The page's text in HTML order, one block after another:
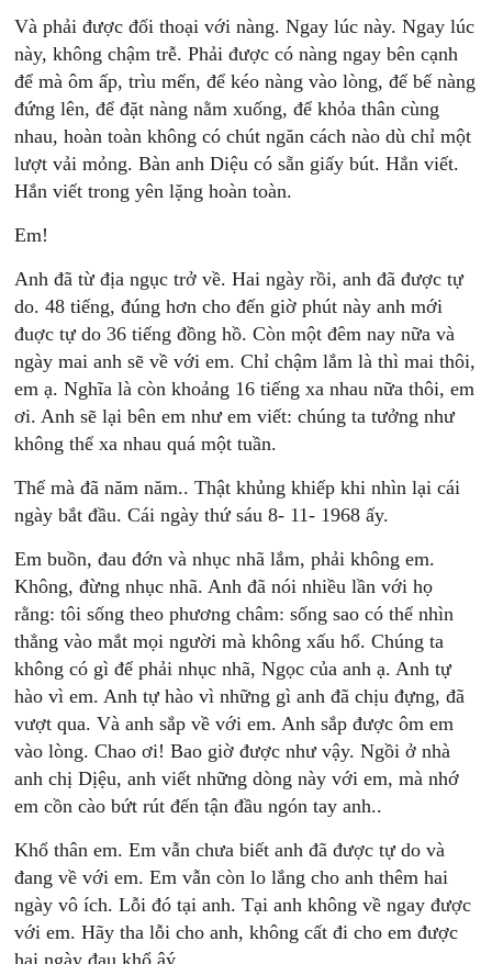
Và phải được đối thoại với nàng. Ngay lúc này. Ngay lúc
này, không chậm trễ. Phải được có nàng ngay bên cạnh
để mà ôm ấp, trìu mến, để kéo nàng vào lòng, để bế nàng
đứng lên, để đặt nàng nằm xuống, để khỏa thân cùng
nhau, hoàn toàn không có chút ngăn cách nào dù chỉ một
lượt vải mỏng. Bàn anh Diệu có sẵn giấy bút. Hắn viết.
Hắn viết trong yên lặng hoàn toàn.
Em!
Anh đã từ địa ngục trở về. Hai ngày rồi, anh đã được tự
do. 48 tiếng, đúng hơn cho đến giờ phút này anh mới
đuợc tự do 36 tiếng đồng hồ. Còn một đêm nay nữa và
ngày mai anh sẽ về với em. Chỉ chậm lắm là thì mai thôi,
em ạ. Nghĩa là còn khoảng 16 tiếng xa nhau nữa thôi, em
ơi. Anh sẽ lại bên em như em viết: chúng ta tưởng như
không thể xa nhau quá một tuần.
Thế mà đã năm năm.. Thật khủng khiếp khi nhìn lại cái
ngày bắt đầu. Cái ngày thứ sáu 8- 11- 1968 ấy.
Em buồn, đau đớn và nhục nhã lắm, phải không em.
Không, đừng nhục nhã. Anh đã nói nhiều lần với họ
rằng: tôi sống theo phương châm: sống sao có thể nhìn
thẳng vào mắt mọi người mà không xấu hổ. Chúng ta
không có gì để phải nhục nhã, Ngọc của anh ạ. Anh tự
hào vì em. Anh tự hào vì những gì anh đã chịu đựng, đã
vượt qua. Và anh sắp về với em. Anh sắp được ôm em
vào lòng. Chao ơi! Bao giờ được như vậy. Ngồi ở nhà
anh chị Dịệu, anh viết những dòng này với em, mà nhớ
em cồn cào bứt rút đến tận đầu ngón tay anh..
Khổ thân em. Em vẫn chưa biết anh đã được tự do và
đang về với em. Em vẫn còn lo lắng cho anh thêm hai
ngày vô ích. Lỗi đó tại anh. Tại anh không về ngay được
với em. Hãy tha lỗi cho anh, không cất đi cho em được
hai ngày đau khổ âý…